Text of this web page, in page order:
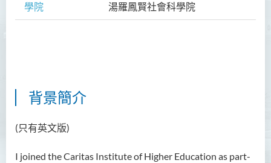
學院 湯羅鳳賢社會科學院
背景簡介
(只有英文版)
I joined the Caritas Institute of Higher Education as part-
Dr LAM Chiu Wan
Mr Michael LAU Sik Wai